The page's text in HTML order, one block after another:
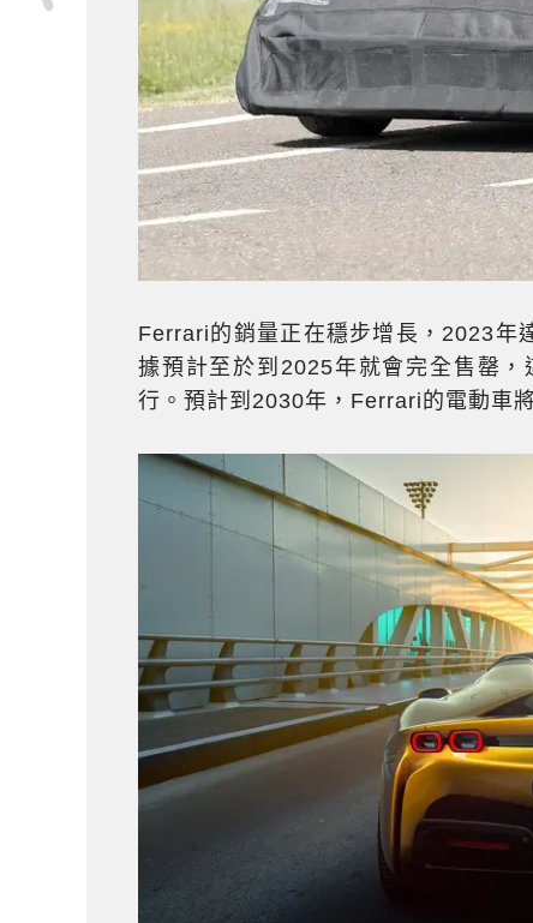
Ferrari的銷量正在穩步增長，2023年
據預計至於到2025年就會完全售罄
行。預計到2030年，Ferrari的電動車